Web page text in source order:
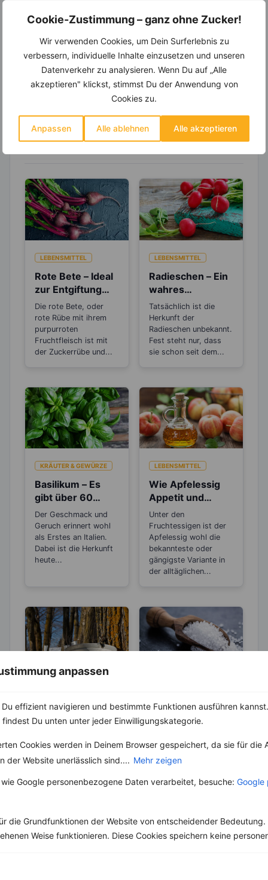
Cookie-Zustimmung – ganz ohne Zucker!
Wir verwenden Cookies, um Dein Surferlebnis zu
verbessern, individuelle Inhalte einzusetzen und unseren
Datenverkehr zu analysieren. Wenn Du auf „Alle
akzeptieren" klickst, stimmst Du der Anwendung von
Cookies zu.
Anpassen Alle ablehnen Alle akzeptieren
anpassen
effizient navigieren und bestimmte Funktionen ausführen
Du unten unter jeder Einwilligungskategorie.
Cookies werden in Deinem Browser gespeichert, da sie für die
der Website unerlässlich sind.... Mehr zeigen
Google personenbezogene Daten verarbeitet, besuche: Google
die Grundfunktionen der Website von entscheidender Bedeutung.
Weise funktionieren. Diese Cookies speichern keine
Einkaufsliste und noch mehr?
Entdecke dieinvi koo-Mitgliedschaft und erhalte
viele hilfreiche und zeitsparende Möglichkeiten,
um Deine Ernährung optimal zu gestalten.
Erfahre mehr über die Zutaten
dieses Rezepts
LEBENSMITTEL
Rote Bete – Ideal
zur Entgiftung
und inneren
Reinigung
Die rote Bete, oder
rote Rübe mit ihrem
purpurroten
Fruchtfleisch ist mit
der Zuckerrübe und...
LEBENSMITTEL
Radieschen – Ein
wahres
Antibiotikum
Tatsächlich ist die
Herkunft der
Radieschen unbekannt.
Fest steht nur, dass
sie schon seit dem...
KRÄUTER & GEWÜRZE
Basilikum – Es
gibt über 60
verschiedene
Arten
Der Geschmack und
Geruch erinnert wohl
als Erstes an Italien.
Dabei ist die Herkunft
heute...
LEBENSMITTEL
Wie Apfelessig
Appetit und
Heißhunger
ausbremst
Unter den
Fruchtessigen ist der
Apfelessig wohl die
bekannteste oder
gängigste Variante in
der alltäglichen...
Ahornsirup – bis
zu 40 % weniger
Zucker
und Amerika gehört
der Ahornsirup bzw.
den Klassikern,...
Salz – Die
Salz ist ein
lebenswichtiger Stoff
nicht mehr weg zu